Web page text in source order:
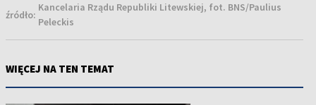
źródło:
Kancelaria Rządu Republiki Litewskiej, fot. BNS/Paulius
Peleckis
WIĘCEJ NA TEN TEMAT